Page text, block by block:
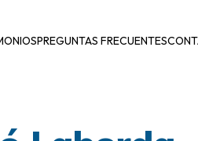
PREGUNTAS FRECUENTES